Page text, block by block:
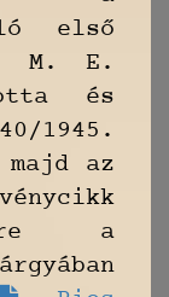
első
M. E.
és
1945.
az
a